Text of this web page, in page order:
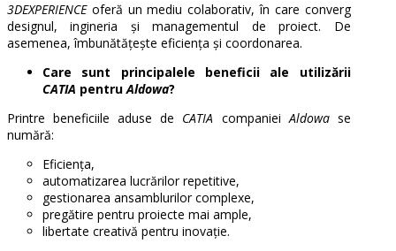
3DEXPERIENCEoferă un mediu colaborativ, în care converg
designul, ingineria și managementul de proiect. De
asemenea, îmbunătățește eficiența și coordonarea.
Care sunt principalele beneficii ale utilizării
CATIA pentruAldowa?
Printre beneficiile aduse de CATIA companieiAldowase
numără:
Eficiența,
automatizarea lucrărilor repetitive,
gestionarea ansamblurilor complexe,
pregătire pentru proiecte mai ample,
libertate creativă pentru inovație.